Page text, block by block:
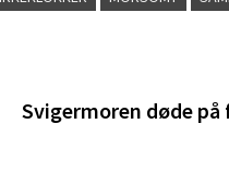
Svigermoren døde